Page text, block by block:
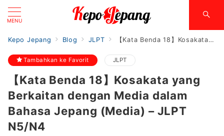
MENU
Kepo Jepang Blog JLPT 【Kata Benda 18】Kosakata yang Berkaitan dengan Media dalam Bahasa Jepang (Media) – JLPT N5/N4
Tambahkan ke Favorit JLPT
【Kata Benda 18】Kosakata yang
Berkaitan dengan Media dalam
Bahasa Jepang (Media) – JLPT
N5/N4